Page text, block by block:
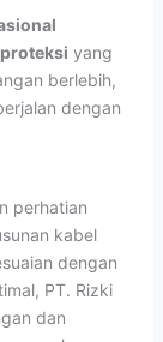
yang
berlebih,
dengan
perhatian
kabel
dengan
PT. Rizki
dan